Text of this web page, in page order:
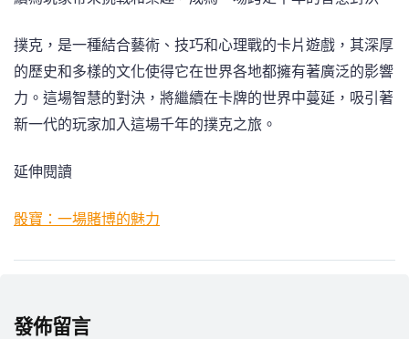
撲克，是一種結合藝術、技巧和心理戰的卡片遊戲，其深厚
的歷史和多樣的文化使得它在世界各地都擁有著廣泛的影響
力。這場智慧的對決，將繼續在卡牌的世界中蔓延，吸引著
新一代的玩家加入這場千年的撲克之旅。
延伸閱讀
骰寶：一場賭博的魅力
發佈留言